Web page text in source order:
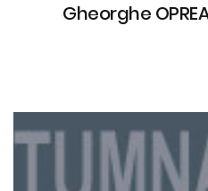
Gheorghe